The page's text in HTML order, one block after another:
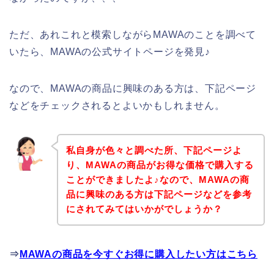
ただ、あれこれと模索しながらMAWAのことを調べて
いたら、MAWAの公式サイトページを発見♪
なので、MAWAの商品に興味のある方は、下記ページ
などをチェックされるとよいかもしれません。
私自身が色々と調べた所、下記ページよ
り、MAWAの商品がお得な価格で購入する
ことができましたよ♪なので、MAWAの商
品に興味のある方は下記ページなどを参考
にされてみてはいかがでしょうか？
⇒ MAWAの商品を今すぐお得に購入したい方はこちら